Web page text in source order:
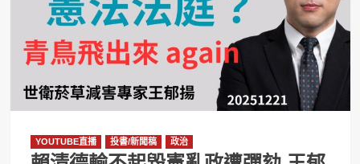
YOUTUBE直播 投書/新聞稿 政治